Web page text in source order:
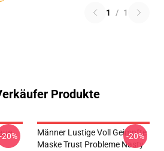
1 / 1
Produkte
-20%
Männer Lustige Voll Geimpfte
Maske Trust Probleme Nasty
-20%